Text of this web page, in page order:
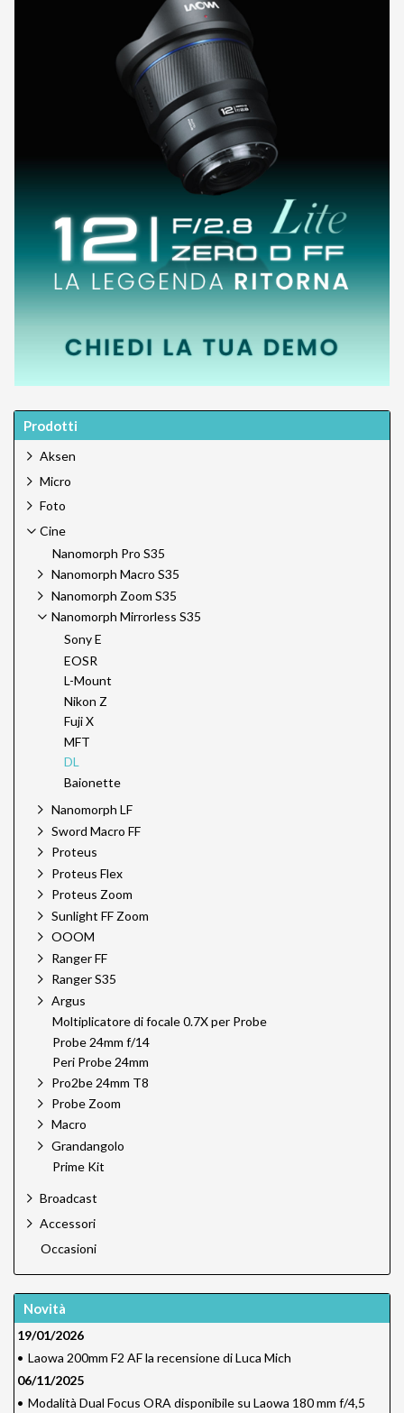
Prodotti
Aksen
Micro
Foto
Cine
Nanomorph Pro S35
Nanomorph Macro S35
Nanomorph Zoom S35
Nanomorph Mirrorless S35
Sony E
EOSR
L-Mount
Nikon Z
Fuji X
MFT
DL
Baionette
Nanomorph LF
Sword Macro FF
Proteus
Proteus Flex
Proteus Zoom
Sunlight FF Zoom
OOOM
Ranger FF
Ranger S35
Argus
Moltiplicatore di focale 0.7X per Probe
Probe 24mm f/14
Peri Probe 24mm
Pro2be 24mm T8
Probe Zoom
Macro
Grandangolo
Prime Kit
Broadcast
Accessori
Occasioni
Novità
19/01/2026
• Laowa 200mm F2 AF la recensione di Luca Mich
06/11/2025
• Modalità Dual Focus ORA disponibile su Laowa 180 mm f/4,5